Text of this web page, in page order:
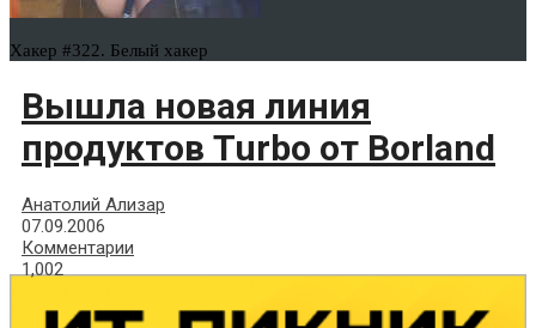
Хакер #322. Белый хакер
Вышла новая линия
продуктов Turbo от Borland
Анатолий Ализар
07.09.2006
Комментарии
1,002